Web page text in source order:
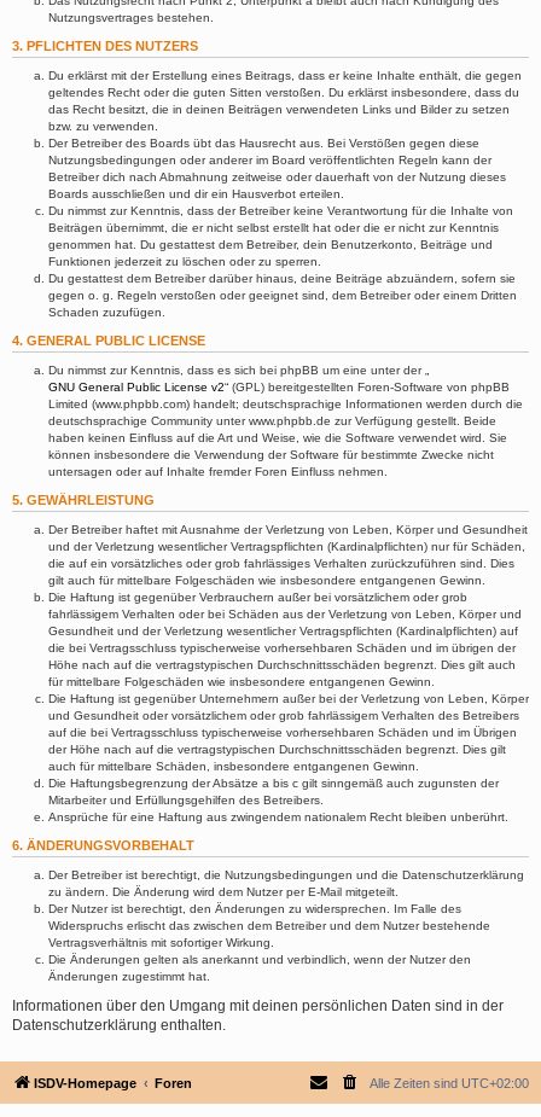
Nutzungsvertrages bestehen.
3. PFLICHTEN DES NUTZERS
Du erklärst mit der Erstellung eines Beitrags, dass er keine Inhalte enthält, die gegen
geltendes Recht oder die guten Sitten verstoßen. Du erklärst insbesondere, dass du
das Recht besitzt, die in deinen Beiträgen verwendeten Links und Bilder zu setzen
bzw. zu verwenden.
Der Betreiber des Boards übt das Hausrecht aus. Bei Verstößen gegen diese
Nutzungsbedingungen oder anderer im Board veröffentlichten Regeln kann der
Betreiber dich nach Abmahnung zeitweise oder dauerhaft von der Nutzung dieses
Boards ausschließen und dir ein Hausverbot erteilen.
Du nimmst zur Kenntnis, dass der Betreiber keine Verantwortung für die Inhalte von
Beiträgen übernimmt, die er nicht selbst erstellt hat oder die er nicht zur Kenntnis
genommen hat. Du gestattest dem Betreiber, dein Benutzerkonto, Beiträge und
Funktionen jederzeit zu löschen oder zu sperren.
Du gestattest dem Betreiber darüber hinaus, deine Beiträge abzuändern, sofern sie
gegen o. g. Regeln verstoßen oder geeignet sind, dem Betreiber oder einem Dritten
Schaden zuzufügen.
4. GENERAL PUBLIC LICENSE
Du nimmst zur Kenntnis, dass es sich bei phpBB um eine unter der „
GNU General Public License v2“ (GPL) bereitgestellten Foren-Software von phpBB
Limited (www.phpbb.com) handelt; deutschsprachige Informationen werden durch die
deutschsprachige Community unter www.phpbb.de zur Verfügung gestellt. Beide
haben keinen Einfluss auf die Art und Weise, wie die Software verwendet wird. Sie
können insbesondere die Verwendung der Software für bestimmte Zwecke nicht
untersagen oder auf Inhalte fremder Foren Einfluss nehmen.
5. GEWÄHRLEISTUNG
Der Betreiber haftet mit Ausnahme der Verletzung von Leben, Körper und Gesundheit
und der Verletzung wesentlicher Vertragspflichten (Kardinalpflichten) nur für Schäden,
die auf ein vorsätzliches oder grob fahrlässiges Verhalten zurückzuführen sind. Dies
gilt auch für mittelbare Folgeschäden wie insbesondere entgangenen Gewinn.
Die Haftung ist gegenüber Verbrauchern außer bei vorsätzlichem oder grob
fahrlässigem Verhalten oder bei Schäden aus der Verletzung von Leben, Körper und
Gesundheit und der Verletzung wesentlicher Vertragspflichten (Kardinalpflichten) auf
die bei Vertragsschluss typischerweise vorhersehbaren Schäden und im übrigen der
Höhe nach auf die vertragstypischen Durchschnittsschäden begrenzt. Dies gilt auch
für mittelbare Folgeschäden wie insbesondere entgangenen Gewinn.
Die Haftung ist gegenüber Unternehmern außer bei der Verletzung von Leben, Körper
und Gesundheit oder vorsätzlichem oder grob fahrlässigem Verhalten des Betreibers
auf die bei Vertragsschluss typischerweise vorhersehbaren Schäden und im Übrigen
der Höhe nach auf die vertragstypischen Durchschnittsschäden begrenzt. Dies gilt
auch für mittelbare Schäden, insbesondere entgangenen Gewinn.
Die Haftungsbegrenzung der Absätze a bis c gilt sinngemäß auch zugunsten der
Mitarbeiter und Erfüllungsgehilfen des Betreibers.
Ansprüche für eine Haftung aus zwingendem nationalem Recht bleiben unberührt.
6. ÄNDERUNGSVORBEHALT
Der Betreiber ist berechtigt, die Nutzungsbedingungen und die Datenschutzerklärung
zu ändern. Die Änderung wird dem Nutzer per E-Mail mitgeteilt.
Der Nutzer ist berechtigt, den Änderungen zu widersprechen. Im Falle des
Widerspruchs erlischt das zwischen dem Betreiber und dem Nutzer bestehende
Vertragsverhältnis mit sofortiger Wirkung.
Die Änderungen gelten als anerkannt und verbindlich, wenn der Nutzer den
Änderungen zugestimmt hat.
Informationen über den Umgang mit deinen persönlichen Daten sind in der
Datenschutzerklärung enthalten.
ISDV-Homepage Foren Alle Zeiten sind UTC+02:00